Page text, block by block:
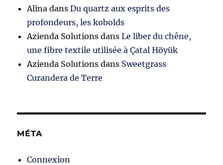
Alina dansDu quartz aux esprits des
profondeurs, les kobolds
Azienda Solutions dansLe liber du chêne,
une fibre textile utilisée à Çatal Höyük
Azienda Solutions dans Sweetgrass
Curandera de Terre
MÉTA
Connexion